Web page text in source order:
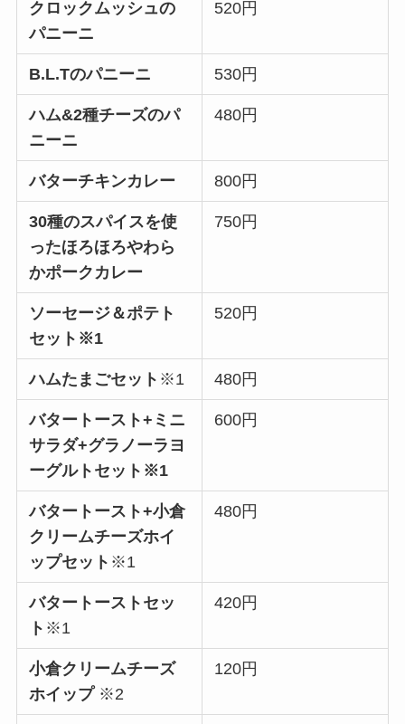
クロックムッシュの
パニーニ
520円
B.L.Tのパニーニ 530円
ハム&2種チーズのパ
ニーニ
480円
バターチキンカレー 800円
30種のスパイスを使
ったほろほろやわら
かポークカレー
750円
ソーセージ＆ポテト
セット※1
520円
ハムたまごセット ※1 480円
バタートースト+ミニ
サラダ+グラノーラヨ
ーグルトセット※1
600円
バタートースト+小倉
クリームチーズホイ
ップセット ※1
480円
バタートーストセッ
ト ※1
420円
小倉クリームチーズ
ホイップ※2
120円